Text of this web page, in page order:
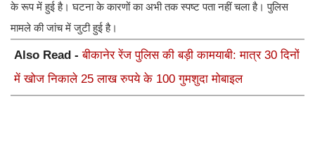
के रूप में हुई है। घटना के कारणों का अभी तक स्पष्ट पता नहीं चला है। पुलिस
मामले की जांच में जुटी हुई है।
Also Read -बीकानेर रेंज पुलिस की बड़ी कामयाबी: मात्र 30 दिनों
में खोज निकाले 25 लाख रुपये के 100 गुमशुदा मोबाइल